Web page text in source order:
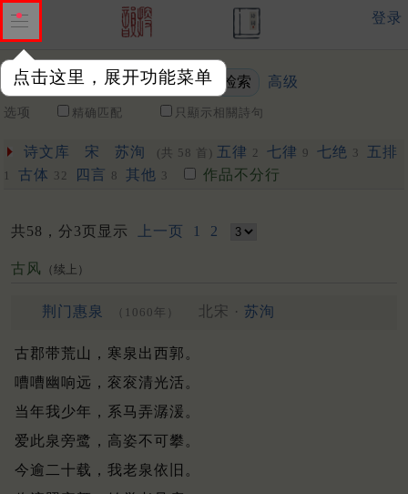
点击这里，展开功能菜单
登录
关键词 高级
选项 精确匹配 只顯示相關詩句
诗文库 宋 苏洵 (共 58 首) 五律 2 七律 9 七绝 3 五排
1 古体 32 四言 8 其他 3 作品不分行
共58，分3页显示 上一页 1 2
古风 （续上）
荆门惠泉 （1060年） 北宋 · 苏洵
古郡带荒山，寒泉出西郭。
嘈嘈幽响远，衮衮清光活。
当年我少年，系马弄潺湲。
爱此泉旁鹭，高姿不可攀。
今逾二十载，我老泉依旧。